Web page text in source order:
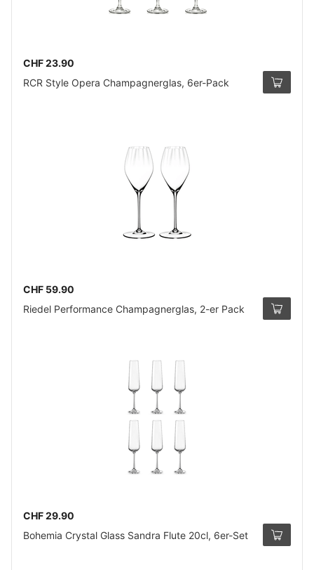
CHF 23.90
RCR Style Opera Champagnerglas, 6er-Pack
CHF 59.90
Riedel Performance Champagnerglas, 2-er Pack
CHF 29.90
Bohemia Crystal Glass Sandra Flute 20cl, 6er-Set